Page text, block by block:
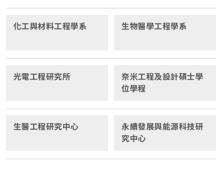
提出疑問，甚至直接質疑研究的成果。博士生必須要盡可
究生和研究人員參加博士生公開口試相當踴躍，通常需要
界人物進行交流。在拓展知識廣度的同時，洞悉業界的發
展趨勢，拓展自己進入職場的籌碼。研究員認為IMEC的環
來學習，並將這些優良的模式帶回台灣，為台灣的學術和
開關、賽車椅、六點式安全帶、三環表、熱熔胎等...然後
從日本雅虎買了安全帽，還有一些人身配備’hans，都要防
火並符合 FIA 認證，賽車服是大名鼎鼎的車手李一統統哥
但我就自信滿滿的報名了 2016 中華賽車會在大鵬灣所舉
習，因為開夜車下大鵬灣，幾乎沒有睡覺，第一次到了賽
車場，整理完 pit 區，就開始教練帶跑，我坐在副駕被甩
練完一節，就累得躺在椅子上睡著了! 而教練對於我的練車
成績很不滿意，一直催促我下去練車，但是我實在太累了!
化工與材料工程學系 生物醫學工程學系
光電工程研究所
奈米工程及設計碩士學
位學程
生醫工程研究中心
永續發展與能源科技研
究中心